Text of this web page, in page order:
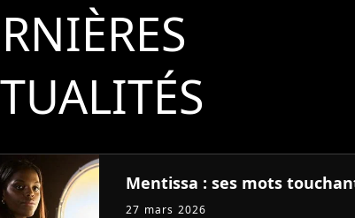
Mentissa : ses mots
27 mars 2026